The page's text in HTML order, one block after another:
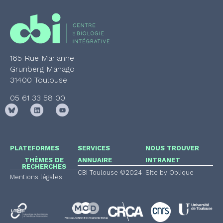
165 Rue Marianne
Grunberg Manago
31400 Toulouse
05 61 33 58 00
PLATEFORMES
THÈMES DE
RECHERCHES
Mentions légales
SERVICES
ANNUAIRE
CBI Toulouse ©2024
NOUS TROUVER
INTRANET
Site by Oblique